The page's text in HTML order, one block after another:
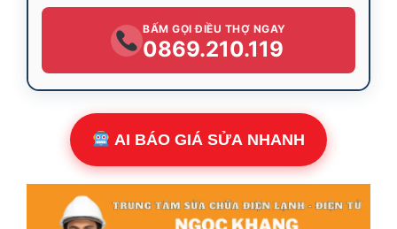
BẤM GỌI ĐIỀU THỢ NGAY
0869.210.119
AI BÁO GIÁ SỬA NHANH